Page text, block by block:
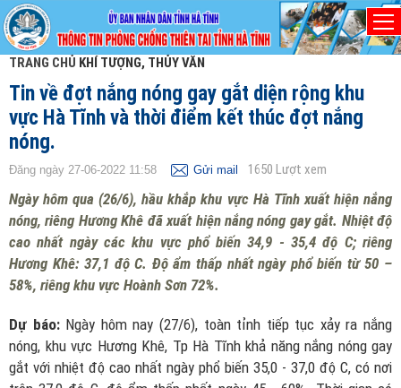
TRANG CHỦ KHÍ TƯỢNG, THỦY VĂN
Tin về đợt nắng nóng gay gắt diện rộng khu
vực Hà Tĩnh và thời điểm kết thúc đợt nắng
nóng.
Đăng ngày 27-06-2022 11:58 Gửi mail 1650 Lượt xem
Ngày hôm qua (26/6), hầu khắp khu vực Hà Tĩnh xuất hiện nắng
nóng, riêng Hương Khê đã xuất hiện nắng nóng gay gắt. Nhiệt độ
cao nhất ngày các khu vực phổ biến 34,9 - 35,4 độ C; riêng
Hương Khê: 37,1 độ C. Độ ẩm thấp nhất ngày phổ biến từ 50 –
58%, riêng khu vực Hoành Sơn 72%.
Dự báo: Ngày hôm nay (27/6), toàn tỉnh tiếp tục xảy ra nắng
nóng, khu vực Hương Khê, Tp Hà Tĩnh khả năng nắng nóng gay
gắt với nhiệt độ cao nhất ngày phổ biến 35,0 - 37,0 độ C, có nơi